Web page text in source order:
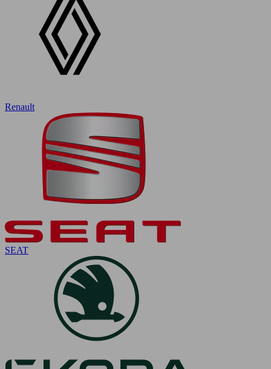
Renault
SEAT